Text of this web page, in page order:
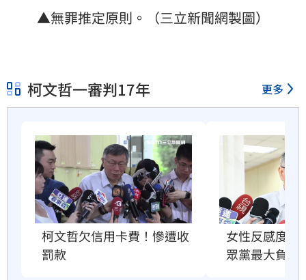
▲無罪推定原則。（三立新聞網製圖）
柯文哲一審判17年 更多
柯文哲欠信用卡費！慘遭收
罰款
女性反感度破
眾黨最大負資